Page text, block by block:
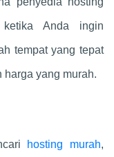
Anda ingin
tempat yang tepat
harga yang murah.
hosting murah,